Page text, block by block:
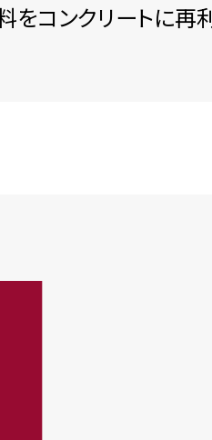
をコンクリートに再